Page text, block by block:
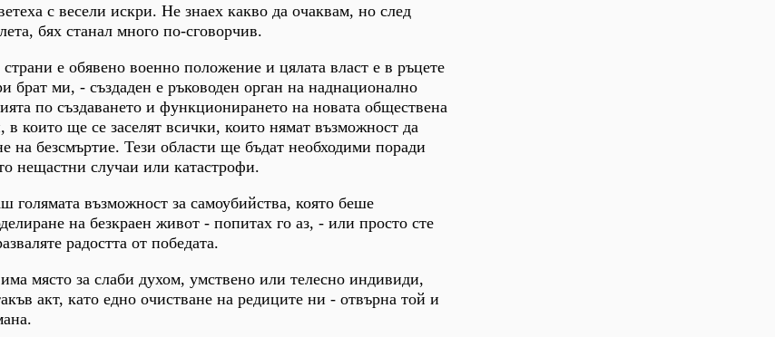
с весели искри. Не знаех какво да очаквам, но след
бях станал много по-сговорчив.
е обявено военно положение и цялата власт е в ръцете
брат ми, - създаден е ръководен орган на наднационално
по създаването и функционирането на новата обществена
в които ще се заселят всички, които нямат възможност да
на безсмъртие. Тези области ще бъдат необходими поради
нещастни случаи или катастрофи.
голямата възможност за самоубийства, която беше
на безкраен живот - попитах го аз, - или просто сте
радостта от победата.
място за слаби духом, умствено или телесно индивиди,
акт, като едно очистване на редиците ни - отвърна той и